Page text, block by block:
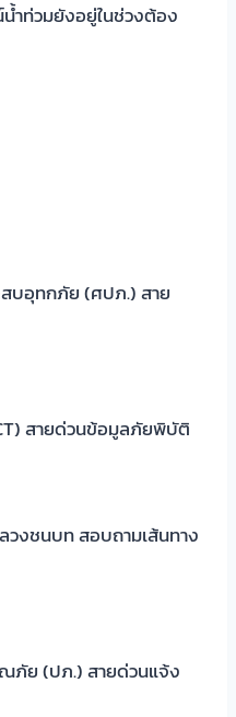
ท่วมยังอยู่ในช่วงต้อง
บอุทกภัย (ศปภ.) สาย
สายด่วนข้อมูลภัยพิบัติ
งชนบท สอบถามเส้นทาง
ภัย (ปภ.) สายด่วนแจ้ง